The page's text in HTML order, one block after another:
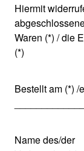
Hiermit
Waren (*) / die
(*)
Bestellt am (*) /
Name des/der